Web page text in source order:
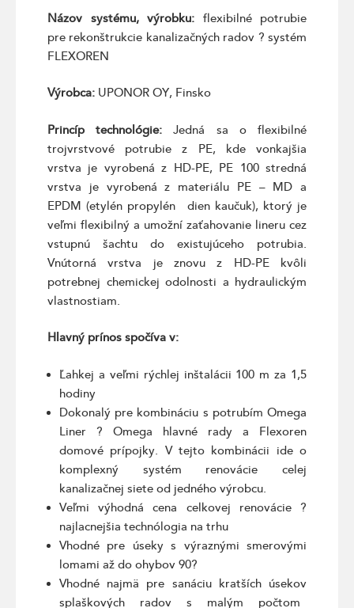
Názov systému, výrobku: flexibilné potrubie
pre rekonštrukcie kanalizačných radov ? systém
FLEXOREN
Výrobca: UPONOR OY, Finsko
Princíp technológie: Jedná sa o flexibilné
trojvrstvové potrubie z PE, kde vonkajšia
vrstva je vyrobená z HD-PE, PE 100 stredná
vrstva je vyrobená z materiálu PE – MD a
EPDM (etylén propylén dien kaučuk), ktorý je
veľmi flexibilný a umožní zaťahovanie lineru cez
vstupnú šachtu do existujúceho potrubia.
Vnútorná vrstva je znovu z HD-PE kvôli
potrebnej chemickej odolnosti a hydraulickým
vlastnostiam.
Hlavný prínos spočíva v:
Ľahkej a veľmi rýchlej inštalácii 100 m za 1,5
hodiny
Dokonalý pre kombináciu s potrubím Omega
Liner ? Omega hlavné rady a Flexoren
domové prípojky. V tejto kombinácii ide o
komplexný systém renovácie celej
kanalizačnej siete od jedného výrobcu.
Veľmi výhodná cena celkovej renovácie ?
najlacnejšia technólogia na trhu
Vhodné pre úseky s výraznými smerovými
lomami až do ohybov 90?
Vhodné najmä pre sanáciu kratších úsekov
splaškových radov s malým počtom